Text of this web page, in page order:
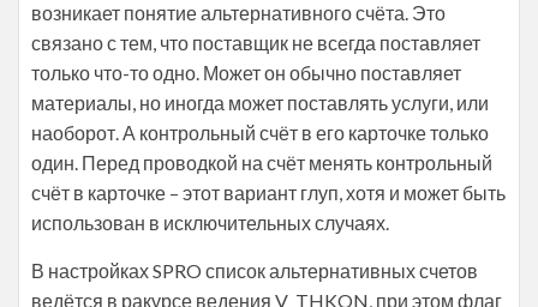
возникает понятие альтернативного счёта. Это
связано с тем, что поставщик не всегда поставляет
только что-то одно. Может он обычно поставляет
материалы, но иногда может поставлять услуги, или
наоборот. А контрольный счёт в его карточке только
один. Перед проводкой на счёт менять контрольный
счёт в карточке – этот вариант глуп, хотя и может быть
использован в исключительных случаях.
В настройках SPRO список альтернативных счетов
ведётся в ракурсе ведения V_THKON, при этом флаг